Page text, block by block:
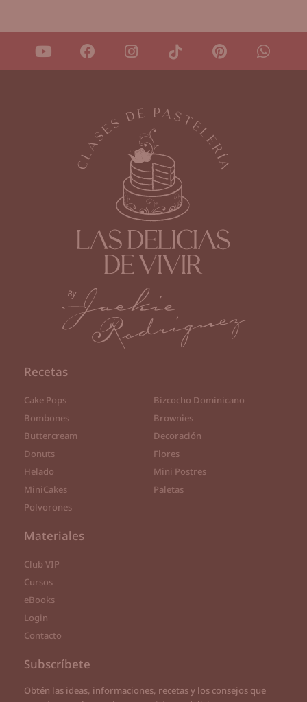
Recetas
Cake Pops
Bizcocho Dominicano
Bombones
Brownies
Buttercream
Decoración
Donuts
Flores
Helado
Mini Postres
MiniCakes
Paletas
Polvorones
Materiales
Club VIP
Cursos
eBooks
Login
Contacto
Subscríbete
Obtén las ideas, informaciones, recetas y los consejos que